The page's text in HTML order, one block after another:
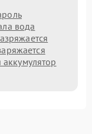
вода
аккумулятор